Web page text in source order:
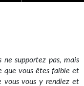
ne supportez pas, mais
que vous êtes faible et
vous vous y rendiez et